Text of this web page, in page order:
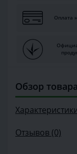
Оплата
Обзор товара
Отзывов (0)